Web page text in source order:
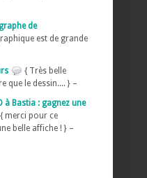
de
est de grande
{ Très belle
que le dessin.... } –
à Bastia : gagnez une
{ merci pour ce
belle affiche ! } –